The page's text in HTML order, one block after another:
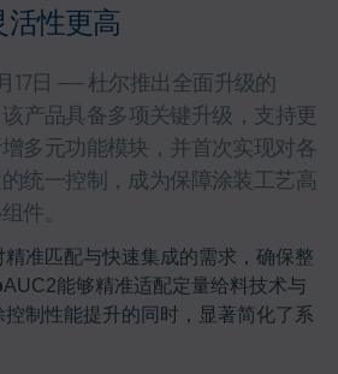
活性更高
17日 —— 杜尔推出全面升级的
产品具备多项关键升级，支持更
多元功能模块，并首次实现对各
统一控制，成为保障涂装工艺高
件。
准匹配与快速集成的需求，确保整
AUC2能够精准适配定量给料技术与
制性能提升的同时，显著简化了系